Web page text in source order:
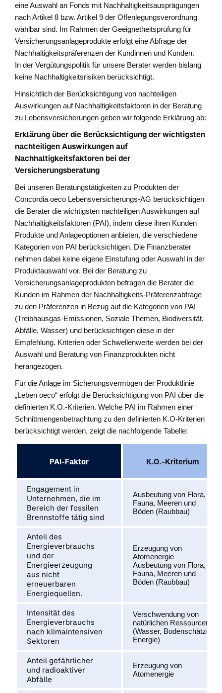
eine Auswahl an Fonds mit Nachhaltigkeitsausprägungen
nach Artikel 8 bzw. Artikel 9 der Offenlegungsverordnung
wählbar sind. Im Rahmen der Geeignetheitsprüfung für
Versicherungsanlageprodukte erfolgt eine Abfrage der
Nachhaltigkeitspräferenzen der Kundinnen und Kunden.
In der Vergütungspolitik für unsere Berater werden bislang
keine Nachhaltigkeitsrisiken berücksichtigt.
Hinsichtlich der Berücksichtigung von nachteiligen
Auswirkungen auf Nachhaltigkeitsfaktoren in der Beratung
zu Lebensversicherungen geben wir folgende Erklärung ab:
Erklärung über die Berücksichtigung der wichtigsten
nachteiligen Auswirkungen auf
Nachhaltigkeitsfaktoren bei der
Versicherungsberatung
Bei unseren Beratungstätigkeiten zu Produkten der
Concordia oeco Lebensversicherungs-AG berücksichtigen
die Berater die wichtigsten nachteiligen Auswirkungen auf
Nachhaltigkeitsfaktoren (PAI), indem diese ihren Kunden
Produkte und Anlageoptionen anbieten, die verschiedene
Kategorien von PAI berücksichtigen. Die Finanzberater
nehmen dabei keine eigene Einstufung oder Auswahl in der
Produktauswahl vor. Bei der Beratung zu
Versicherungsanlageprodukten befragen die Berater die
Kunden im Rahmen der Nachhaltigkeits-Präferenzabfrage
zu den Präferenzen in Bezug auf die Kategorien von PAI
(Treibhausgas-Emissionen, Soziale Themen, Biodiversität,
Abfälle, Wasser) und berücksichtigen diese in der
Empfehlung. Kriterien oder Schwellenwerte werden bei der
Auswahl und Beratung von Finanzprodukten nicht
herangezogen.
Für die Anlage im Sicherungsvermögen der Produktlinie
„Leben oeco“ erfolgt die Berücksichtigung von PAI über die
definierten K.O.-Kriterien. Welche PAI im Rahmen einer
Schnittmengenbetrachtung zu den definierten K.O-Kriterien
berücksichtigt werden, zeigt die nachfolgende Tabelle:
PAI-Faktor K.O.-Kriterium
Engagement in
Unternehmen, die im
Bereich der fossilen
Brennstoffe tätig sind
Ausbeutung von Flora,
Fauna, Meeren und
Böden (Raubbau)
Anteil des
Energieverbrauchs
und der
Energieerzeugung
aus nicht
erneuerbaren
Energiequellen.
Erzeugung von
Atomenergie
Ausbeutung von Flora,
Fauna, Meeren und
Böden (Raubbau)
Intensität des
Energieverbrauchs
nach klimaintensiven
Sektoren
Verschwendung von
natürlichen Ressourcen
(Wasser, Bodenschätze,
Energie)
Anteil gefährlicher
und radioaktiver
Abfälle
Erzeugung von
Atomenergie